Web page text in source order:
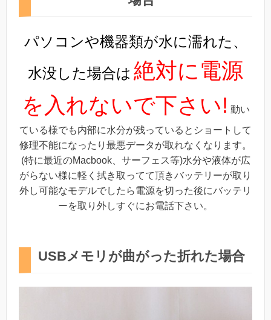
パソコンや機器類が水に濡れた、
水没した場合は 絶対に電源
を入れないで下さい! 動い
ている様でも内部に水分が残っているとショートして
修理不能になったり最悪データが取れなくなります。
(特に最近のMacbook、サーフェス等)水分や液体が広
がらない様に軽く拭き取ってて頂きバッテリーが取り
外し可能なモデルでしたら電源を切った後にバッテリ
ーを取り外しすぐにお電話下さい。
USBメモリが曲がった折れた場合